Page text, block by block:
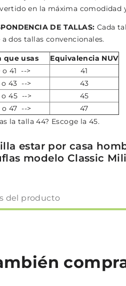
en la máxima comodidad
DE TALLAS: Cada
dos tallas convencionales.
que usas
Equivalencia NUV
o 41 -->
41
o 43 -->
43
o 45 -->
45
o 47 -->
47
la talla 44? Escoge la 45.
estar por casa
modelo Classic
del producto